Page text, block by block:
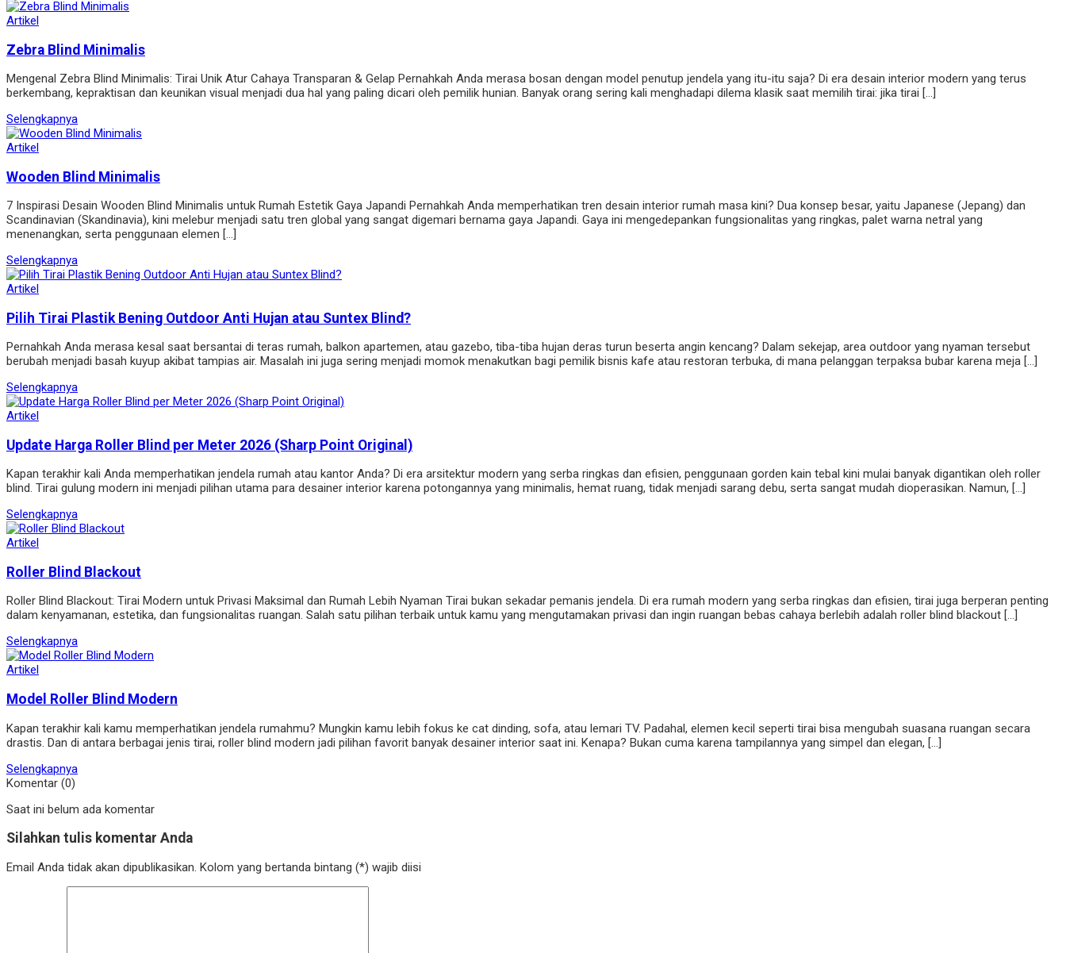
Artikel
Zebra Blind Minimalis
Mengenal Zebra Blind Minimalis: Tirai Unik Atur Cahaya Transparan & Gelap Pernahkah Anda merasa bosan dengan model penutup jendela yang itu-itu saja? Di era desain interior modern yang terus
berkembang, kepraktisan dan keunikan visual menjadi dua hal yang paling dicari oleh pemilik hunian. Banyak orang sering kali menghadapi dilema klasik saat memilih tirai: jika tirai […]
Selengkapnya
Artikel
Wooden Blind Minimalis
7 Inspirasi Desain Wooden Blind Minimalis untuk Rumah Estetik Gaya Japandi Pernahkah Anda memperhatikan tren desain interior rumah masa kini? Dua konsep besar, yaitu Japanese (Jepang) dan
Scandinavian (Skandinavia), kini melebur menjadi satu tren global yang sangat digemari bernama gaya Japandi. Gaya ini mengedepankan fungsionalitas yang ringkas, palet warna netral yang
menenangkan, serta penggunaan elemen […]
Selengkapnya
Artikel
Pilih Tirai Plastik Bening Outdoor Anti Hujan atau Suntex Blind?
Pernahkah Anda merasa kesal saat bersantai di teras rumah, balkon apartemen, atau gazebo, tiba-tiba hujan deras turun beserta angin kencang? Dalam sekejap, area outdoor yang nyaman tersebut
berubah menjadi basah kuyup akibat tampias air. Masalah ini juga sering menjadi momok menakutkan bagi pemilik bisnis kafe atau restoran terbuka, di mana pelanggan terpaksa bubar karena meja […]
Selengkapnya
Artikel
Update Harga Roller Blind per Meter 2026 (Sharp Point Original)
Kapan terakhir kali Anda memperhatikan jendela rumah atau kantor Anda? Di era arsitektur modern yang serba ringkas dan efisien, penggunaan gorden kain tebal kini mulai banyak digantikan oleh roller
blind. Tirai gulung modern ini menjadi pilihan utama para desainer interior karena potongannya yang minimalis, hemat ruang, tidak menjadi sarang debu, serta sangat mudah dioperasikan. Namun, […]
Selengkapnya
Artikel
Roller Blind Blackout
Roller Blind Blackout: Tirai Modern untuk Privasi Maksimal dan Rumah Lebih Nyaman Tirai bukan sekadar pemanis jendela. Di era rumah modern yang serba ringkas dan efisien, tirai juga berperan penting
dalam kenyamanan, estetika, dan fungsionalitas ruangan. Salah satu pilihan terbaik untuk kamu yang mengutamakan privasi dan ingin ruangan bebas cahaya berlebih adalah roller blind blackout […]
Selengkapnya
Artikel
Model Roller Blind Modern
Kapan terakhir kali kamu memperhatikan jendela rumahmu? Mungkin kamu lebih fokus ke cat dinding, sofa, atau lemari TV. Padahal, elemen kecil seperti tirai bisa mengubah suasana ruangan secara
drastis. Dan di antara berbagai jenis tirai, roller blind modern jadi pilihan favorit banyak desainer interior saat ini. Kenapa? Bukan cuma karena tampilannya yang simpel dan elegan, […]
Selengkapnya
Komentar (0)
Saat ini belum ada komentar
Silahkan tulis komentar Anda
Email Anda tidak akan dipublikasikan. Kolom yang bertanda bintang (*) wajib diisi